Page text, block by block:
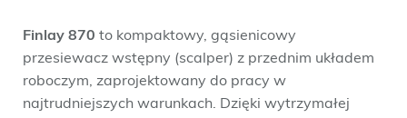
Finlay 870 to kompaktowy, gąsienicowy
przesiewacz wstępny (scalper) z przednim układem
roboczym, zaprojektowany do pracy w
najtrudniejszych warunkach. Dzięki wytrzymałej